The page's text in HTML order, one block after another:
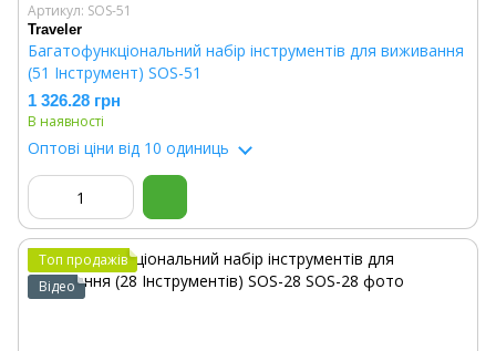
Артикул: SOS-51
Traveler
Багатофункціональний набір інструментів для виживання
(51 Інструмент) SOS-51
1 326.28 грн
В наявності
Оптові ціни від 10 одиниць
Топ продажів
Відео